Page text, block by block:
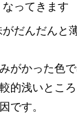
ってきます
だんだんと
がかった色
的浅いとこ
です。